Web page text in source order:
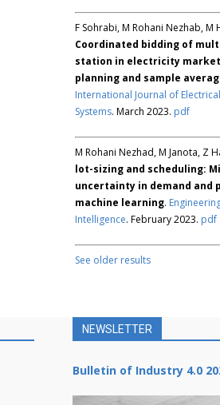
F Sohrabi, M Rohani Nezhab, M
Coordinated bidding of
station in electricity
planning and sample
International Journal of
Systems. March 2023. pdf
M Rohani Nezhad, M Janota, Z
lot-sizing and scheduling:
uncertainty in demand and
machine learning.
Intelligence. February 2023. pdf
See older results
NEWSLETTER
Bulletin of Industry 4.0